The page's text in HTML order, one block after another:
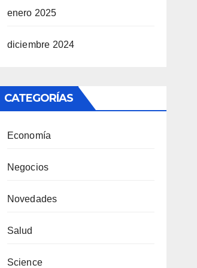
enero 2025
diciembre 2024
CATEGORÍAS
Economía
Negocios
Novedades
Salud
Science